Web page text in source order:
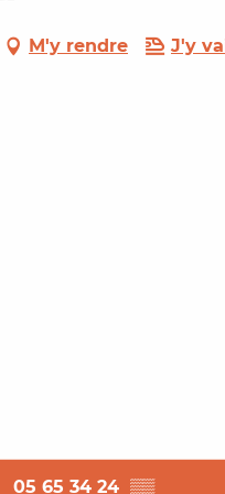
M'y rendre J'y
05 65 34 24 ▒▒